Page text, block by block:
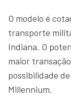
O modelo é
transporte
Indiana. O
maior
possibilidade
Millennium.